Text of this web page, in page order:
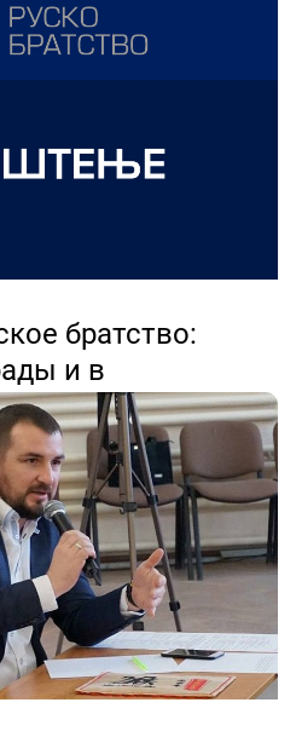
полиции она записала
составили протокол по
братство:
и в
визита Владимира
инициативного
братства опубликовали